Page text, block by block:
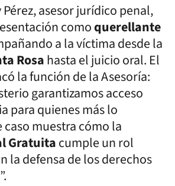
asesor jurídico penal,
comoquerellante
a la víctima desde la
Rosahasta el juicio oral. El
la función de la Asesoría:
garantizamos acceso
para quienes más lo
caso muestra cómo la
Gratuitacumple un rol
la defensa de los derechos